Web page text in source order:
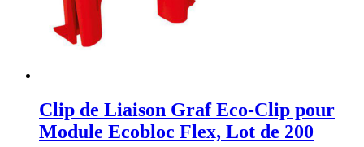
Clip de Liaison Graf Eco-Clip pour
Module Ecobloc Flex, Lot de 200